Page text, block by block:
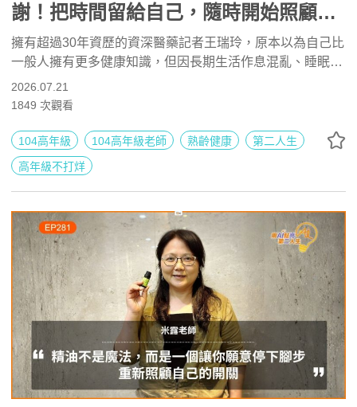
謝！把時間留給自己，隨時開始照顧健
康都不嫌晚 ft. 資深醫藥記者王瑞玲 | 高
年級不打烊 x 用 AI 點亮第二人生
EP282
擁有超過30年資歷的資深醫藥記者王瑞玲，原本以為自己比
一般人擁有更多健康知識，但因長期生活作息混亂、睡眠不
足，加上經營自媒體的快節奏高壓，身體逐漸亮起紅燈，56
歲時甚至與死神擦身而過。她坦言，過去總是忙著規劃明
能平安度過，就已經很值得感謝。
2026.07.21
1849 次觀看
104高年級 104高年級老師 熟齡健康
第二人生
高年級不打烊